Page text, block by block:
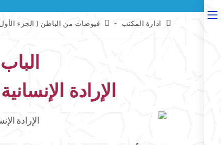
ادارة المكتب فيوضات من الباطن ( الجزء
الإرادة